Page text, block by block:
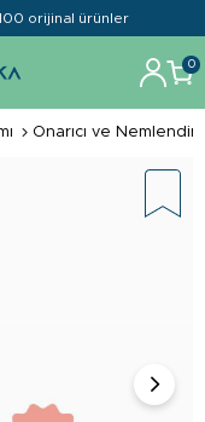
orijinal ürünler
0
Onarıcı ve